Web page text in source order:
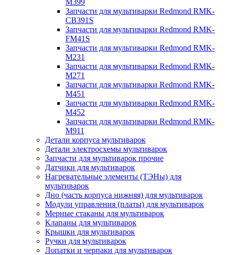
M399
Запчасти для мультиварки Redmond RMK-
CB391S
Запчасти для мультиварки Redmond RMK-
FM41S
Запчасти для мультиварки Redmond RMK-
M231
Запчасти для мультиварки Redmond RMK-
M271
Запчасти для мультиварки Redmond RMK-
M451
Запчасти для мультиварки Redmond RMK-
M452
Запчасти для мультиварки Redmond RMK-
M911
Детали корпуса мультиварок
Детали электросхемы мультиварок
Запчасти для мультиварок прочие
Датчики для мультиварок
Нагревательные элементы (ТЭНы) для
мультиварок
Дно (часть корпуса нижняя) для мультиварок
Модули управления (платы) для мультиварок
Мерные стаканы для мультиварок
Клапаны для мультиварок
Крышки для мультиварок
Ручки для мультиварок
Лопатки и черпаки для мультиварок